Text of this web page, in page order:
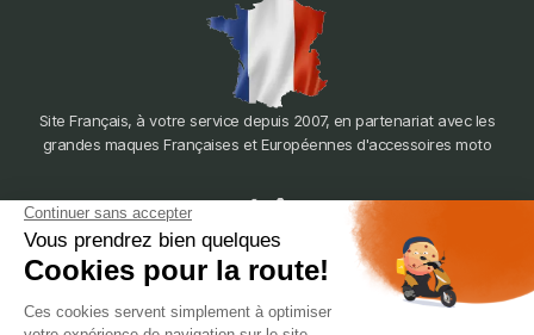
Site Français, à votre service depuis 2007, en partenariat avec les
grandes maques Françaises et Européennes d'accessoires moto